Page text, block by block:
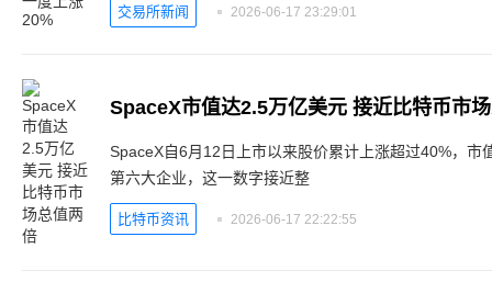
交易所新闻 2026-06-17 23:29:01
SpaceX市值达2.5万亿美元 接近比特币市
SpaceX自6月12日上市以来股价累计上涨超过40%，市
第六大企业，这一数字接近整
比特币资讯 2026-06-17 22:22:55